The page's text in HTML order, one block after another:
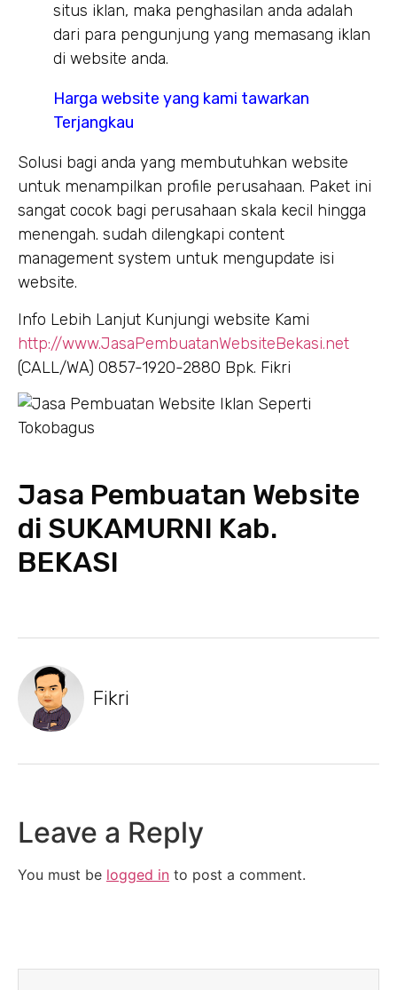
situs iklan, maka penghasilan anda adalah
dari para pengunjung yang memasang iklan
di website anda.
Harga website yang kami tawarkan
Terjangkau
Solusi bagi anda yang membutuhkan website
untuk menampilkan profile perusahaan. Paket ini
sangat cocok bagi perusahaan skala kecil hingga
menengah. sudah dilengkapi content
management system untuk mengupdate isi
website.
Info Lebih Lanjut Kunjungi website Kami
http://www.JasaPembuatanWebsiteBekasi.net
(CALL/WA) 0857-1920-2880 Bpk. Fikri
Jasa Pembuatan Website
di SUKAMURNI Kab.
BEKASI
Fikri
Leave a Reply
You must be logged in to post a comment.